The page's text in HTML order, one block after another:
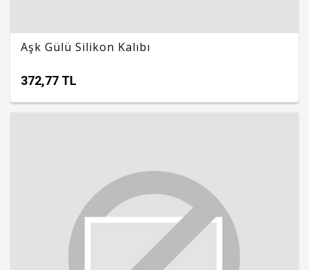
Aşk Gülü Silikon Kalıbı
372,77 TL